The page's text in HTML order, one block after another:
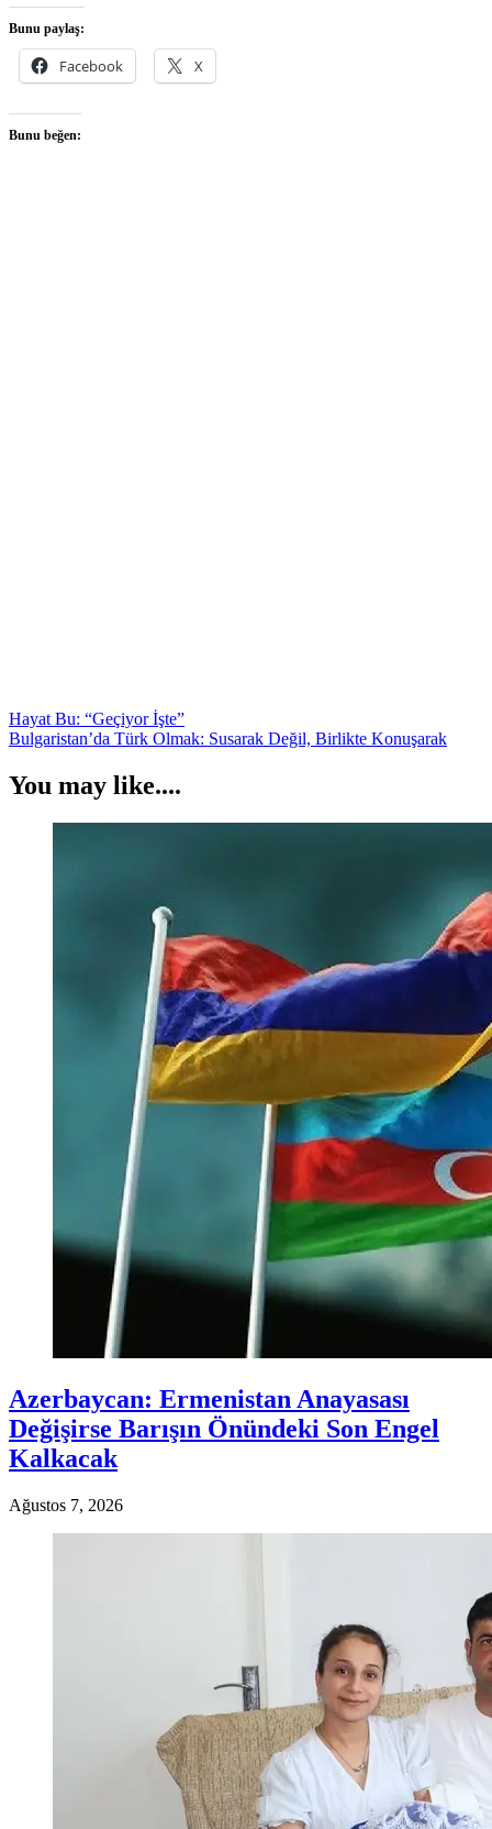
Bunu paylaş:
Facebook X
Bunu beğen:
Yazı
gezinmesi
Hayat Bu: “Geçiyor İşte”
Bulgaristan’da Türk Olmak: Susarak Değil, Birlikte Konuşarak
You may like....
Azerbaycan: Ermenistan Anayasası
Değişirse Barışın Önündeki Son Engel
Kalkacak
Ağustos 7, 2026